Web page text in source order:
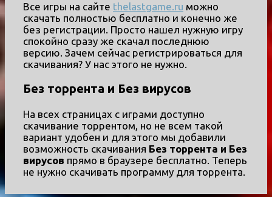
Все игры на сайте thelastgame.ru можно
скачать полностью бесплатно и конечно же
без регистрации. Просто нашел нужную игру
спокойно сразу же скачал последнюю
версию. Зачем сейчас регистрироваться для
скачивания? У нас этого не нужно.
Без торрента и Без вирусов
На всех страницах с играми доступно
скачивание торрентом, но не всем такой
вариант удобен и для этого мы добавили
возможность скачивания Без торрента и Без
вирусов прямо в браузере бесплатно. Теперь
не нужно скачивать программу для торрента.